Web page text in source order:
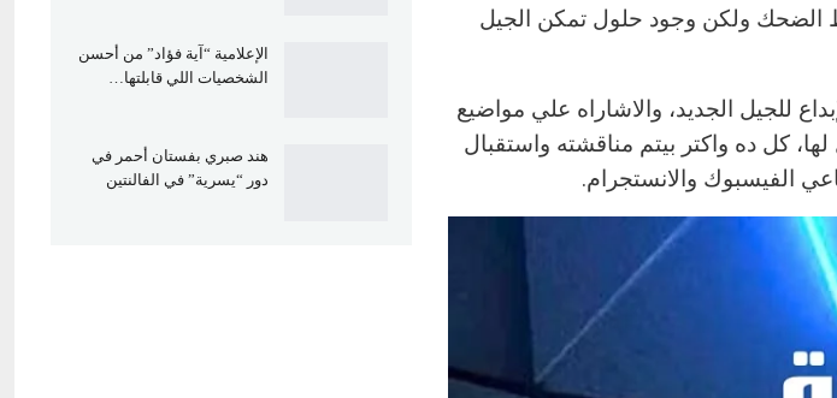
الضحك ولكن وجود حلول تمكن الجيل
للجيل الجديد، والاشاراه علي مواضيع
كل ده واكتر بيتم مناقشته واستقبال
الفيسبوك والانستجرام.
الإعلامية “آية فؤاد” من أحسن
الشخصيات اللي قابلتها…
هند صبري بفستان أحمر في
دور “يسرية” في الفالنتين